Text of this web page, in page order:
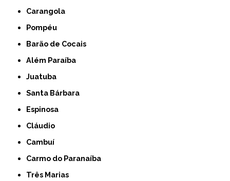
Carangola
Pompéu
Barão de Cocais
Além Paraíba
Juatuba
Santa Bárbara
Espinosa
Cláudio
Cambuí
Carmo do Paranaíba
Três Marias